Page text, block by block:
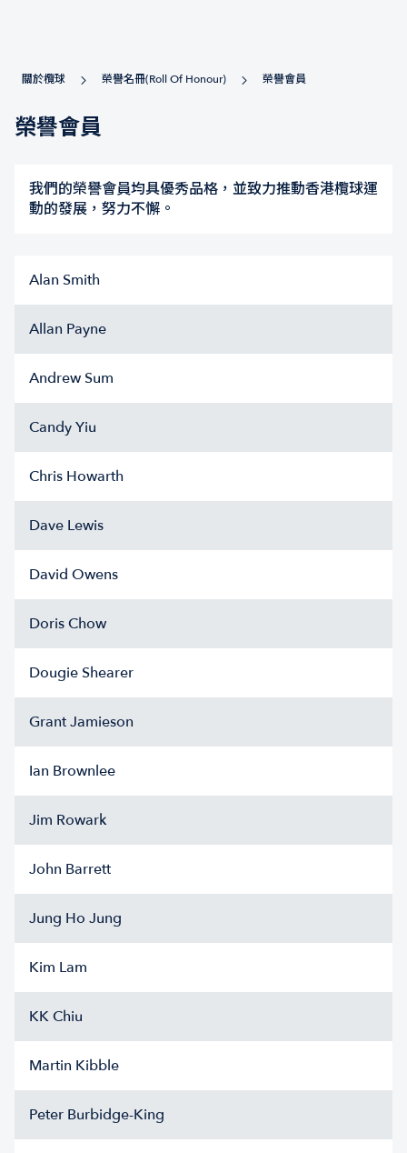
關於欖球 榮譽名冊(Roll Of Honour) 榮譽會員
榮譽會員
我們的榮譽會員均具優秀品格，並致力推動香港欖球運
動的發展，努力不懈。
Alan Smith
Allan Payne
Andrew Sum
Candy Yiu
Chris Howarth
Dave Lewis
David Owens
Doris Chow
Dougie Shearer
Grant Jamieson
Ian Brownlee
Jim Rowark
John Barrett
Jung Ho Jung
Kim Lam
KK Chiu
Martin Kibble
Peter Burbidge-King